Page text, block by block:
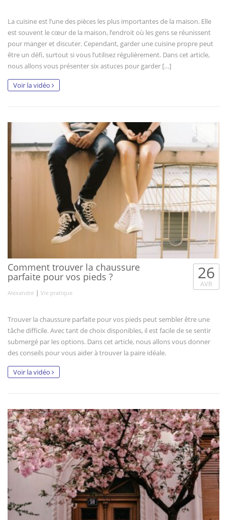
La cuisine est l’une des pièces les plus importantes de la maison. Elle
est souvent le cœur de la maison, l’endroit où les gens se réunissent
pour manger et discuter. Cependant, garder une cuisine propre peut
être un défi, surtout si vous l’utilisez régulièrement. Dans cet article,
nous allons vous présenter six astuces pour garder […]
Voir la vidéo
Comment trouver la chaussure
parfaite pour vos pieds ?
Alexandre | Vie pratique
26
AVR
Trouver la chaussure parfaite pour vos pieds peut sembler être une
tâche difficile. Avec tant de choix disponibles, il est facile de se sentir
submergé par les options. Dans cet article, nous allons vous donner
des conseils pour vous aider à trouver la paire idéale.
Voir la vidéo